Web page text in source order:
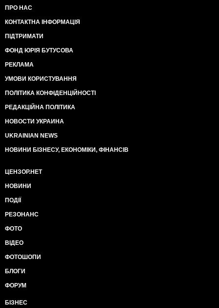
ПРО НАС
КОНТАКТНА ІНФОРМАЦІЯ
ПІДТРИМАТИ
ФОНД ЮРІЯ БУТУСОВА
РЕКЛАМА
УМОВИ КОРИСТУВАННЯ
ПОЛІТИКА КОНФІДЕНЦІЙНОСТІ
РЕДАКЦІЙНА ПОЛІТИКА
НОВОСТИ УКРАИНА
UKRAINIAN NEWS
НОВИНИ БІЗНЕСУ, ЕКОНОМІКИ, ФІНАНСІВ
ЦЕНЗОР.НЕТ
НОВИНИ
ПОДІЇ
РЕЗОНАНС
ФОТО
ВІДЕО
ФОТОШОПИ
БЛОГИ
ФОРУМ
БІЗНЕС